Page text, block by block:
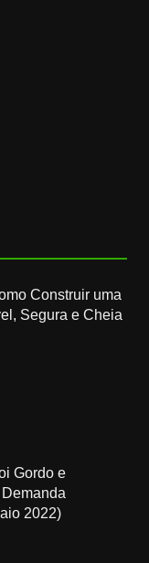
Construir uma
Segura e Cheia
Gordo e
2022)